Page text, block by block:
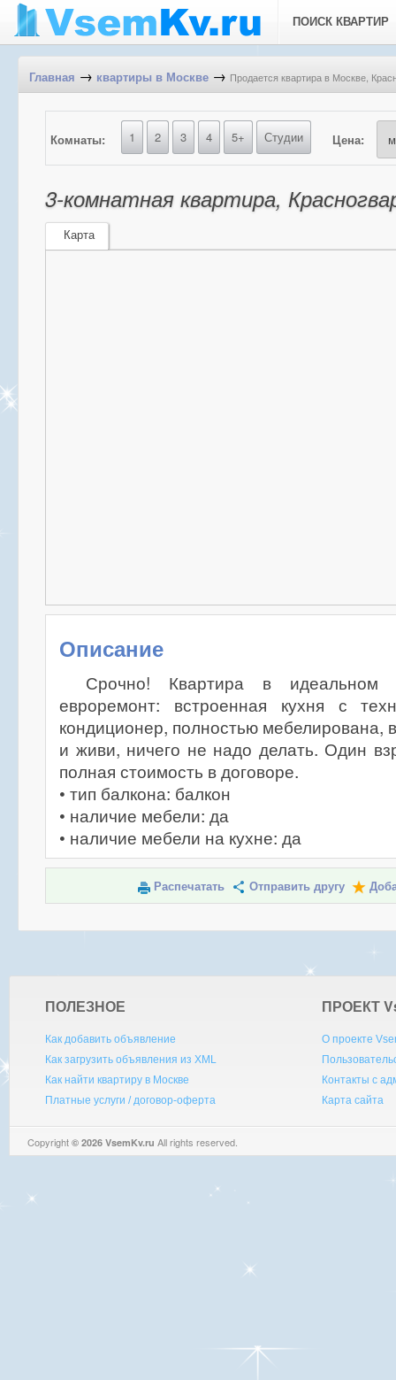
ПОИСК КВАРТИР
Главная → квартиры в Москве → Продается квартира в Москве,
Комнаты: 1 2 3 4 5+ Студии Цена:
3-комнатная квартира,
Карта
Описание
Срочно! Квартира в идеальном
евроремонт: встроенная кухня с
кондиционер, полностью мебелирована,
и живи, ничего не надо делать. Один
полная стоимость в договоре.
• тип балкона: балкон
• наличие мебели: да
• наличие мебели на кухне: да
Распечатать Отправить другу
ПОЛЕЗНОЕ
Как добавить объявление
Как загрузить объявления из XML
Как найти квартиру в Москве
Платные услуги / договор-оферта
ПРОЕКТ V
О проекте
Контакты с
Карта сайта
Copyright © 2026 VsemKv.ru All rights reserved.